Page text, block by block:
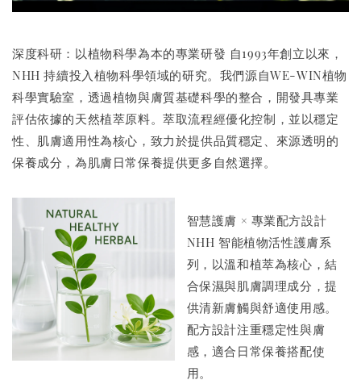
深度科研：以植物科學為本的專業研發 自1993年創立以來，
NHH 持續投入植物科學領域的研究。我們源自WE-WIN植物
科學實驗室，透過植物與膚質基礎科學的整合，開發具專業
評估依據的天然植萃原料。萃取流程經優化控制，並以穩定
性、肌膚適用性為核心，致力於提供品質穩定、來源透明的
保養成分，為肌膚日常保養提供更多自然選擇。
智慧護膚 × 專業配方設計
NHH 智能植物活性護膚系
列，以溫和植萃為核心，結
合保濕與肌膚調理成分，提
供清新膚觸與舒適使用感。
配方設計注重穩定性與膚
感，適合日常保養搭配使
用。